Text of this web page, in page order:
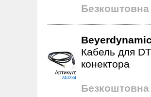
Безкоштовна
Артикул:
240234
Кабель для
конектора
Безкоштовна